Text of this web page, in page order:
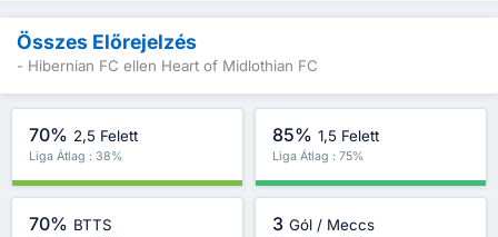
Összes Előrejelzés
- Hibernian FC ellen Heart of Midlothian FC
70% 2,5 Felett
Liga Átlag : 38%
85% 1,5 Felett
Liga Átlag : 75%
70% BTTS 3 Gól / Meccs